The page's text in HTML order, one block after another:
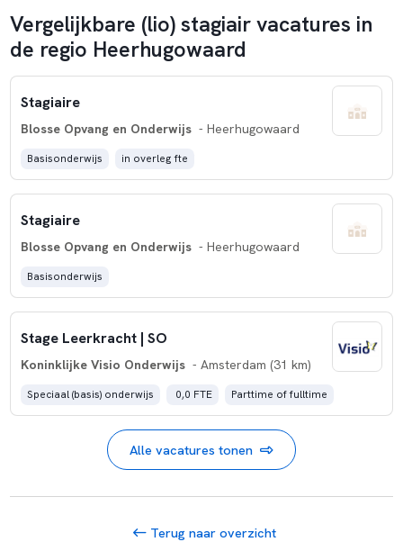
Vergelijkbare (lio) stagiair vacatures in
de regio Heerhugowaard
Stagiaire
Blosse Opvang en Onderwijs - Heerhugowaard
Basisonderwijs in overleg fte
Stagiaire
Blosse Opvang en Onderwijs - Heerhugowaard
Basisonderwijs
Stage Leerkracht | SO
Koninklijke Visio Onderwijs - Amsterdam (31 km)
Speciaal (basis) onderwijs 0,0 FTE Parttime of fulltime
Alle vacatures tonen
Terug naar overzicht